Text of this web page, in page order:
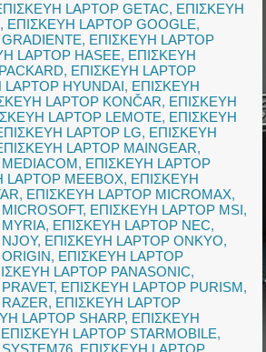
LAPTOP GETAC, ΕΠΙΣΚΕΥΗ
, ΕΠΙΣΚΕΥΗ LAPTOP GOOGLE,
, ΕΠΙΣΚΕΥΗ LAPTOP
LAPTOP HASEE, ΕΠΙΣΚΕΥΗ
, ΕΠΙΣΚΕΥΗ LAPTOP
HYUNDAI, ΕΠΙΣΚΕΥΗ
LAPTOP KONČAR, ΕΠΙΣΚΕΥΗ
LAPTOP LEMOTE, ΕΠΙΣΚΕΥΗ
LAPTOP LG, ΕΠΙΣΚΕΥΗ
LAPTOP MAINGEAR,
, ΕΠΙΣΚΕΥΗ LAPTOP
MEEBOX, ΕΠΙΣΚΕΥΗ
, ΕΠΙΣΚΕΥΗ LAPTOP MICROMAX,
, ΕΠΙΣΚΕΥΗ LAPTOP MSI,
, ΕΠΙΣΚΕΥΗ LAPTOP NEC,
, ΕΠΙΣΚΕΥΗ LAPTOP ONKYO,
, ΕΠΙΣΚΕΥΗ LAPTOP
LAPTOP PANASONIC,
, ΕΠΙΣΚΕΥΗ LAPTOP PURISM,
, ΕΠΙΣΚΕΥΗ LAPTOP
LAPTOP SHARP, ΕΠΙΣΚΕΥΗ
ΕΠΙΣΚΕΥΗ LAPTOP STARMOBILE,